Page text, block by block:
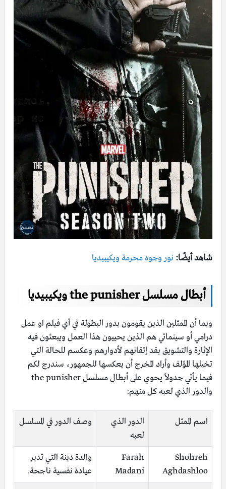
شاهد أيضًا: نور وجوه محرمة ويكيبيديا
أبطال مسلسل the punisher ويكيبيديا
وبما أن الممثلين الذين يقومون بدور البطولة في أي فيلم او عمل
درامي أو سينمائي هم الذين يحييون هذا العمل ويبعثون فيه
الإثارة والتشويق بقد إتقانهم لأدوارهم وعكسم للحالة التي
تخيلها المؤلف وأراد المخرج أن يعكسها للجمهور، سندرج لكم
فيما يأتي جدولاً يحوي على أبطال مسلسل the punisher
والدور الذي لعبه كل منهم:
اسم الممثل
الدور الذي
لعبه
وصف الدور في المسلسل
Shohreh
Aghdashloo
Farah
Madani
والدة دينة التي تدير
عيادة نفسية ناجحة.